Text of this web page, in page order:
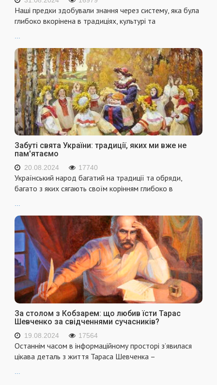
Наші предки здобували знання через систему, яка була
глибоко вкорінена в традиціях, культурі та
Забуті свята України: традиції, яких ми вже не
пам'ятаємо
20.08.2024 17740
Український народ багатий на традиції та обряди,
багато з яких сягають своїм корінням глибоко в
...
За столом з Кобзарем: що любив їсти Тарас
Шевченко за свідченнями сучасників?
19.08.2024 17564
Останнім часом в інформаційному просторі з’явилася
цікава деталь з життя Тараса Шевченка –